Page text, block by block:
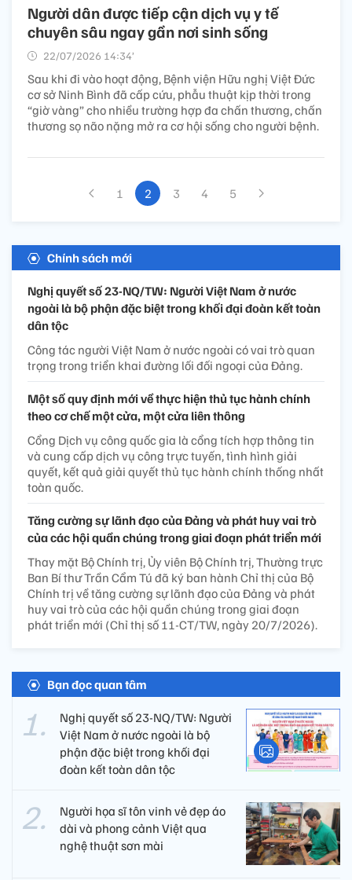
Người dân được tiếp cận dịch vụ y tế
chuyên sâu ngay gần nơi sinh sống
22/07/2026 14:34’
Sau khi đi vào hoạt động, Bệnh viện Hữu nghị Việt Đức
cơ sở Ninh Bình đã cấp cứu, phẫu thuật kịp thời trong
“giờ vàng” cho nhiều trường hợp đa chấn thương, chấn
thương sọ não nặng mở ra cơ hội sống cho người bệnh.
1 2 3 4 5
Chính sách mới
Nghị quyết số 23-NQ/TW: Người Việt Nam ở nước
ngoài là bộ phận đặc biệt trong khối đại đoàn kết toàn
dân tộc
Công tác người Việt Nam ở nước ngoài có vai trò quan
trọng trong triển khai đường lối đối ngoại của Đảng.
Một số quy định mới về thực hiện thủ tục hành chính
theo cơ chế một cửa, một cửa liên thông
Cổng Dịch vụ công quốc gia là cổng tích hợp thông tin
và cung cấp dịch vụ công trực tuyến, tình hình giải
quyết, kết quả giải quyết thủ tục hành chính thống nhất
toàn quốc.
Tăng cường sự lãnh đạo của Đảng và phát huy vai trò
của các hội quần chúng trong giai đoạn phát triển mới
Thay mặt Bộ Chính trị, Ủy viên Bộ Chính trị, Thường trực
Ban Bí thư Trần Cẩm Tú đã ký ban hành Chỉ thị của Bộ
Chính trị về tăng cường sự lãnh đạo của Đảng và phát
huy vai trò của các hội quần chúng trong giai đoạn
phát triển mới (Chỉ thị số 11-CT/TW, ngày 20/7/2026).
Bạn đọc quan tâm
Nghị quyết số 23-NQ/TW: Người
Việt Nam ở nước ngoài là bộ
phận đặc biệt trong khối đại
đoàn kết toàn dân tộc
Người họa sĩ tôn vinh vẻ đẹp áo
dài và phong cảnh Việt qua
nghệ thuật sơn mài